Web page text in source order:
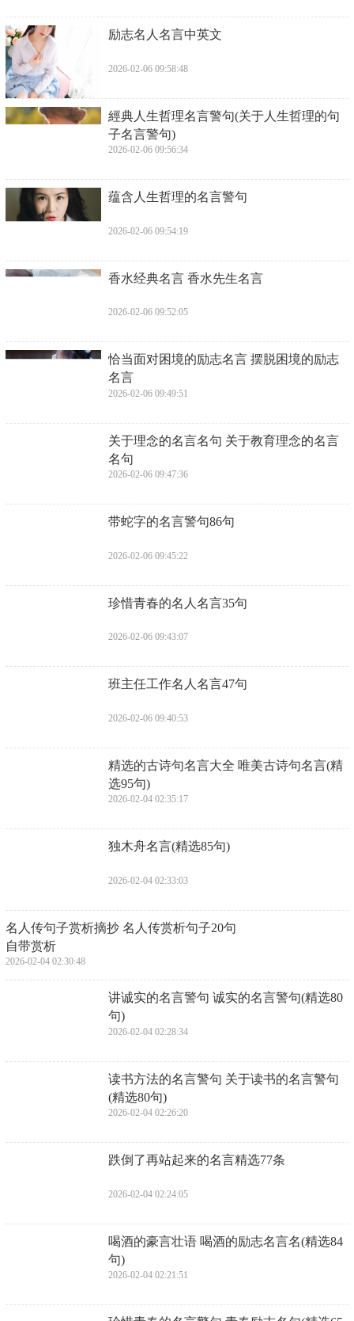
​励志名人名言中英文
2026-02-06 09:58:48
​經典人生哲理名言警句(关于人生哲理的句
子名言警句)
2026-02-06 09:56:34
​蕴含人生哲理的名言警句
2026-02-06 09:54:19
​香水经典名言 香水先生名言
2026-02-06 09:52:05
​恰当面对困境的励志名言 摆脱困境的励志
名言
2026-02-06 09:49:51
​关于理念的名言名句 关于教育理念的名言
名句
2026-02-06 09:47:36
​带蛇字的名言警句86句
2026-02-06 09:45:22
​珍惜青春的名人名言35句
2026-02-06 09:43:07
​班主任工作名人名言47句
2026-02-06 09:40:53
​精选的古诗句名言大全 唯美古诗句名言(精
选95句)
2026-02-04 02:35:17
​独木舟名言(精选85句)
2026-02-04 02:33:03
​名人传句子赏析摘抄 名人传赏析句子20句
自带赏析
2026-02-04 02:30:48
​讲诚实的名言警句 诚实的名言警句(精选80
句)
2026-02-04 02:28:34
​读书方法的名言警句 关于读书的名言警句
(精选80句)
2026-02-04 02:26:20
​跌倒了再站起来的名言精选77条
2026-02-04 02:24:05
​喝酒的豪言壮语 喝酒的励志名言名(精选84
句)
2026-02-04 02:21:51